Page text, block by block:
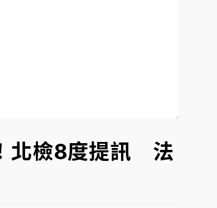
延長至晚上7時
北檢8度提訊 法